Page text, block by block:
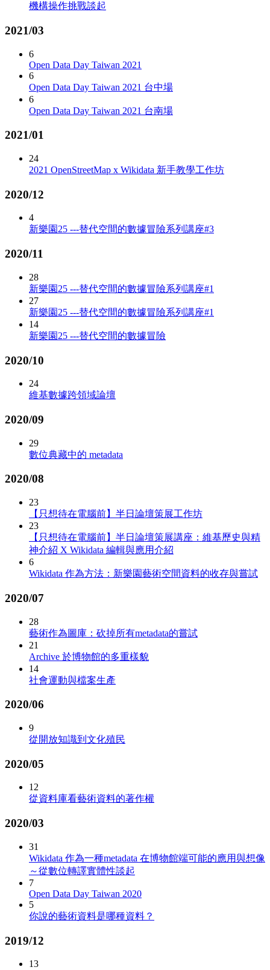
機構操作挑戰談起
2021/03
6
Open Data Day Taiwan 2021
6
Open Data Day Taiwan 2021 台中場
6
Open Data Day Taiwan 2021 台南場
2021/01
24
2021 OpenStreetMap x Wikidata 新手教學工作坊
2020/12
4
新樂園25 ---替代空間的數據冒險系列講座#3
2020/11
28
新樂園25 ---替代空間的數據冒險系列講座#1
27
新樂園25 ---替代空間的數據冒險系列講座#1
14
新樂園25 ---替代空間的數據冒險
2020/10
24
維基數據跨領域論壇
2020/09
29
數位典藏中的 metadata
2020/08
23
【只想待在電腦前】半日論壇策展工作坊
23
【只想待在電腦前】半日論壇策展講座：維基歷史與精
神介紹 X Wikidata 編輯與應用介紹
6
Wikidata 作為方法：新樂園藝術空間資料的收存與嘗試
2020/07
28
藝術作為圖庫：砍掉所有metadata的嘗試
21
Archive 於博物館的多重樣貌
14
社會運動與檔案生產
2020/06
9
從開放知識到文化殖民
2020/05
12
從資料庫看藝術資料的著作權
2020/03
31
Wikidata 作為一種metadata 在博物館端可能的應用與想像
～從數位轉譯實體性談起
7
Open Data Day Taiwan 2020
5
你說的藝術資料是哪種資料？
2019/12
13